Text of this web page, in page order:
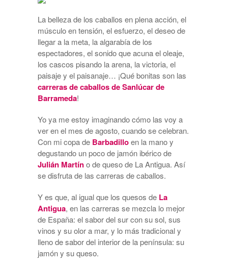
La belleza de los caballos en plena acción, el
músculo en tensión, el esfuerzo, el deseo de
llegar a la meta, la algarabía de los
espectadores, el sonido que acuna el oleaje,
los cascos pisando la arena, la victoria, el
paisaje y el paisanaje… ¡Qué bonitas son las
carreras de caballos de Sanlúcar de
Barrameda!
Yo ya me estoy imaginando cómo las voy a
ver en el mes de agosto, cuando se celebran.
Con mi copa de Barbadilloen la mano y
degustando un poco de jamón ibérico de
Julián Martíno de queso de La Antigua. Así
se disfruta de las carreras de caballos.
Y es que, al igual que los quesos de La
Antigua, en las carreras se mezcla lo mejor
de España: el sabor del sur con su sol, sus
vinos y su olor a mar, y lo más tradicional y
lleno de sabor del interior de la península: su
jamón y su queso.